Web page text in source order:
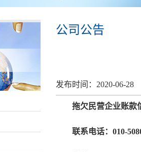
公司公告
发布时间： 2020-06-28
拖欠民营企业账
联系电话：010-